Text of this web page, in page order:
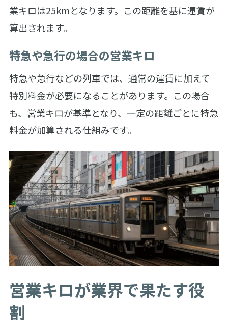
業キロは25kmとなります。この距離を基に運賃が
算出されます。
特急や急行の場合の営業キロ
特急や急行などの列車では、通常の運賃に加えて
特別料金が必要になることがあります。この場合
も、営業キロが基準となり、一定の距離ごとに特急
料金が加算される仕組みです。
営業キロが業界で果たす役
割